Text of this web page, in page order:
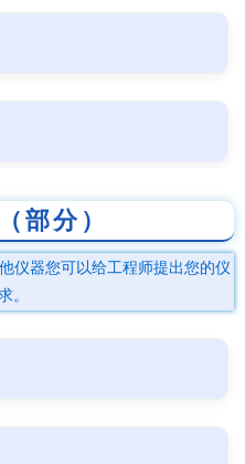
部分）
他仪器您可以给工程师提出您的仪
。